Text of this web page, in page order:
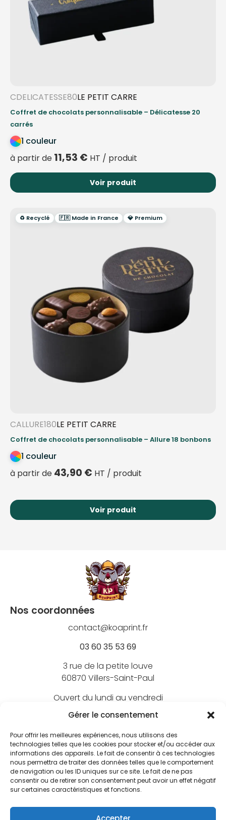
Gérer le consentement
Pour offrir les meilleures expériences, nous utilisons des
technologies telles que les cookies pour stocker et/ou accéder aux
informations des appareils. Le fait de consentir à ces technologies
nous permettra de traiter des données telles que le comportement
de navigation ou les ID uniques sur ce site. Le fait de ne pas
consentir ou de retirer son consentement peut avoir un effet négatif
sur certaines caractéristiques et fonctions.
CDELICATESSE80LE PETIT CARRE
Coffret de chocolats personnalisable – Délicatesse 20
carrés
1 couleur
à partir de 11,53 € HT / produit
Voir produit
♻️ Recyclé 🇫🇷 Made in France 💎 Premium
CALLURE180LE PETIT CARRE
Coffret de chocolats personnalisable – Allure 18 bonbons
1 couleur
à partir de 43,90 € HT / produit
Voir produit
Nos coordonnées
contact@koaprint.fr
03 60 35 53 69
3 rue de la petite louve
60870 Villers-Saint-Paul
Ouvert du lundi au vendredi
de 9h à 18h
Nos marques
BEECHFIELD
ATLANTIS
FLEXFIT
Nos marquages
Broderie textile